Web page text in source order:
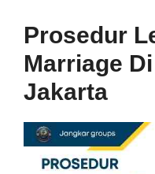
Prosedur
Marriage
Jakarta